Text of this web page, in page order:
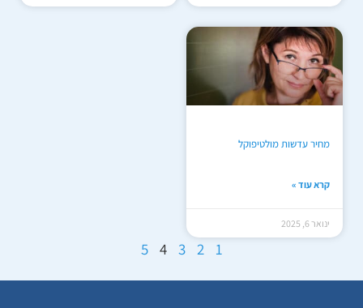
מחיר עדשות מולטיפוקל
קרא עוד »
ינואר 6, 2025
1
2
3
4
5